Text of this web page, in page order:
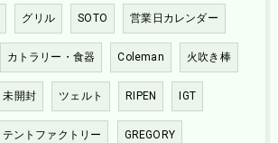
グリル SOTO 営業日カレンダー
カトラリー・食器 Coleman 火吹き棒
未開封 ツェルト RIPEN IGT
テントファクトリー GREGORY